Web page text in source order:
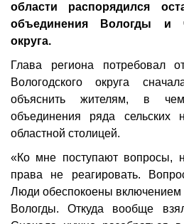
области распорядился
объединения Вологды и
округа.
Глава региона потребовал
Вологодского округа
объяснить жителям, в
объединения ряда сельских
областной столицей.
«Ко мне поступают вопросы,
права не реагировать.
Люди обеспокоены включением
Вологды. Откуда вообще